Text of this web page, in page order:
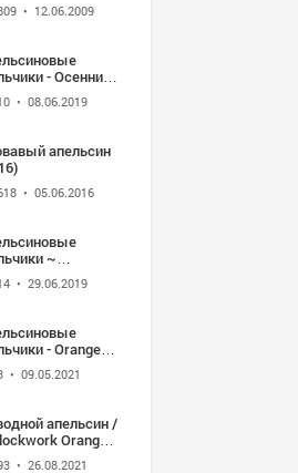
• 12.06.2009
- Осенние
• 08.06.2019
апельсин
• 05.06.2016
~
звёзд
• 29.06.2019
- Orange
- Апельсин
• 09.05.2021
апельсин /
Orange
• 26.08.2021